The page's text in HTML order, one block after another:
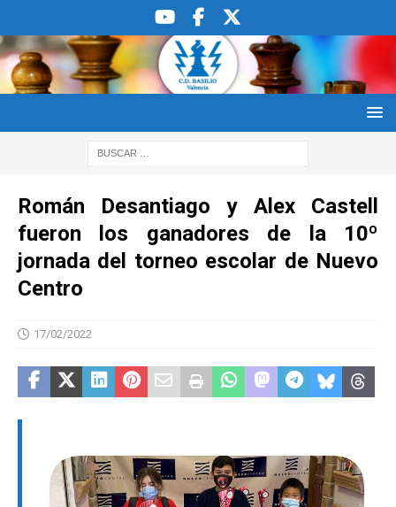
Román Desantiago y Alex Castell
fueron los ganadores de la 10º
jornada del torneo escolar de Nuevo
Centro
17/02/2022